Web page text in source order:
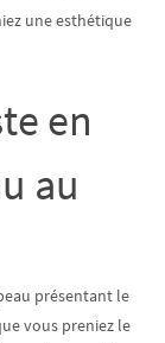
une esthétique
en
au
présentant le
vous preniez le